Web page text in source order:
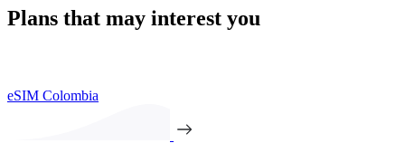
Plans that may interest you
eSIM Colombia